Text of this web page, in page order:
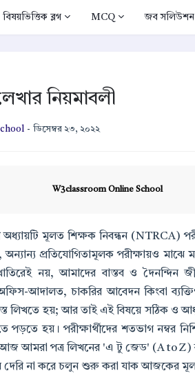
বিষয়ভিত্তিক ব্লগ MCQ জব সলিউশন
নিয়মাবলী
- ডিসেম্বর ২৩, ২০২২
W3classroom Online School
অধ্যায়টি মূলত শিক্ষক নিবন্ধন (NTRCA)
অন্যান্য প্রতিযোগিতামূলক পরীক্ষায়ও মাঝে
নয়, আমাদের বাস্তব ও দৈনন্দিন
আদালত, চাকরির আবেদন কিংবা
লিখতে হয়; আর তাই এই বিষয়ে সঠিক ও
পড়তে হয়। পরীক্ষার্থীদের শতভাগ নম্বর
আমরা পত্র লিখনের 'এ টু জেড' (A to Z)
দেরি না করে চলুন শুরু করা যাক আজকের